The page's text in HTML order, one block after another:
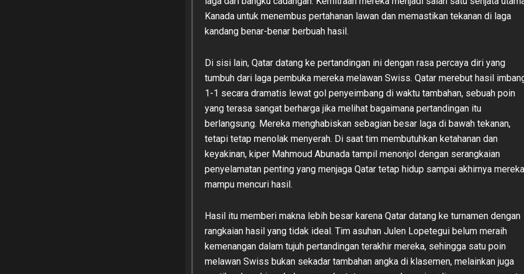
Kanada untuk menembus pertahanan lawan dan memastikan tekanan di laga
kandang benar-benar berbuah hasil.
Di sisi lain, Qatar datang ke pertandingan ini dengan rasa percaya diri yang
tumbuh dari laga pembuka mereka melawan Swiss. Qatar merebut hasil
1-1 secara dramatis lewat gol penyeimbang di waktu tambahan, sebuah poin
yang terasa sangat berharga jika melihat bagaimana pertandingan itu
berlangsung. Mereka menghabiskan sebagian besar laga di bawah tekanan,
tetapi tetap menolak menyerah. Di saat tim membutuhkan ketahanan dan
keyakinan, kiper Mahmoud Abunada tampil menonjol dengan serangkaian
penyelamatan penting yang menjaga Qatar tetap hidup sampai akhirnya mereka
mampu mencuri hasil.
Hasil itu memberi makna lebih besar karena Qatar datang ke turnamen dengan
rangkaian hasil yang tidak ideal. Tim asuhan Julen Lopetegui belum meraih
kemenangan dalam tujuh pertandingan terakhir mereka, sehingga satu poin
melawan Swiss bukan sekadar tambahan angka di klasemen, melainkan juga